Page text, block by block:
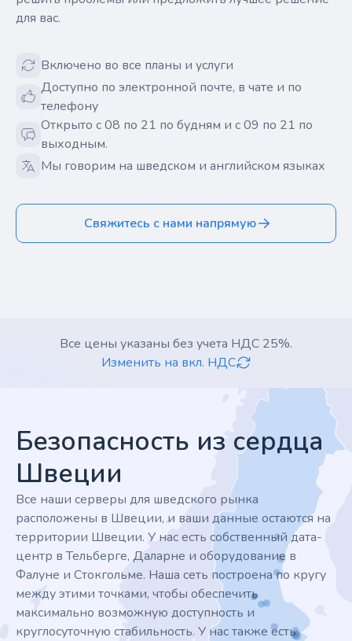
для вас.
Включено во все планы и услуги
Доступно по электронной почте, в чате и по
телефону
Открыто с 08 по 21 по будням и с 09 по 21 по
выходным.
Мы говорим на шведском и английском языках
Свяжитесь с нами напрямую
Все цены указаны без учета НДС 25%.
Изменить на вкл. НДС
Безопасность из сердца
Швеции
Все наши серверы для шведского рынка
расположены в Швеции, и ваши данные остаются на
территории Швеции. У нас есть собственный дата-
центр в Тельберге, Даларне и оборудование в
Фалуне и Стокгольме. Наша сеть построена по кругу
между этими точками, чтобы обеспечить
максимально возможную доступность и
круглосуточную стабильность. У нас также есть